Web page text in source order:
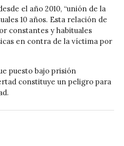
el año 2010, “unión de la
10 años. Esta relación de
constantes y habituales
en contra de la víctima por
puesto bajo prisión
constituye un peligro para